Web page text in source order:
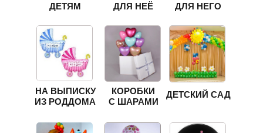
ДЛЯ НЕЁ ДЛЯ НЕГО
ДЕТЯМ
НА ВЫПИСКУ
ИЗ РОДДОМА
КОРОБКИ
С ШАРАМИ
ДЕТСКИЙ САД